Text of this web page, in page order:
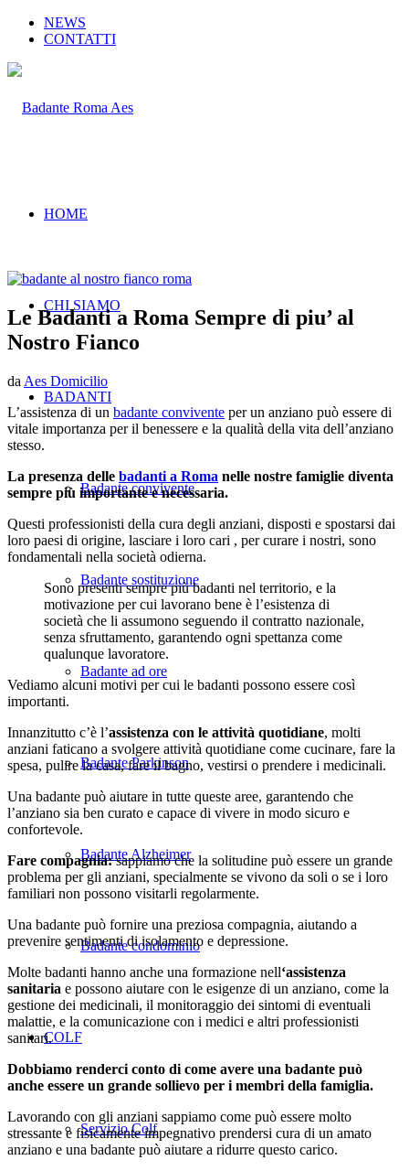
NEWS
CONTATTI
HOME
CHI SIAMO
BADANTI
Badante convivente
Badante sostituzione
Badante ad ore
Badante Parkinson
Badante Alzheimer
Badante condominio
COLF
Servizio Colf
Le Badanti a Roma Sempre di piu’ al
Nostro Fianco
da Aes Domicilio
L’assistenza di un badante convivente per un anziano può essere di
vitale importanza per il benessere e la qualità della vita dell’anziano
stesso.
La presenza delle badanti a Roma nelle nostre famiglie diventa
sempre più importante e necessaria.
Questi professionisti della cura degli anziani, disposti e spostarsi dai
loro paesi di origine, lasciare i loro cari , per curare i nostri, sono
fondamentali nella società odierna.
Sono presenti sempre più badanti nel territorio, e la
motivazione per cui lavorano bene è l’esistenza di
società che li assumono seguendo il contratto nazionale,
senza sfruttamento, garantendo ogni spettanza come
qualunque lavoratore.
Vediamo alcuni motivi per cui le badanti possono essere così
importanti.
Innanzitutto c’è l’assistenza con le attività quotidiane, molti
anziani faticano a svolgere attività quotidiane come cucinare, fare la
spesa, pulire la casa, fare il bagno, vestirsi o prendere i medicinali.
Una badante può aiutare in tutte queste aree, garantendo che
l’anziano sia ben curato e capace di vivere in modo sicuro e
confortevole.
Fare compagnia:sappiamo che la solitudine può essere un grande
problema per gli anziani, specialmente se vivono da soli o se i loro
familiari non possono visitarli regolarmente.
Una badante può fornire una preziosa compagnia, aiutando a
prevenire sentimenti di isolamento e depressione.
Molte badanti hanno anche una formazione nell‘assistenza
sanitaria e possono aiutare con le esigenze di un anziano, come la
gestione dei medicinali, il monitoraggio dei sintomi di eventuali
malattie, e la comunicazione con i medici e altri professionisti
sanitari.
Dobbiamo renderci conto di come avere una badante può
anche essere un grande sollievo per i membri della famiglia.
Lavorando con gli anziani sappiamo come può essere molto
stressante e fisicamente impegnativo prendersi cura di un amato
anziano e una badante può aiutare a ridurre questo carico.